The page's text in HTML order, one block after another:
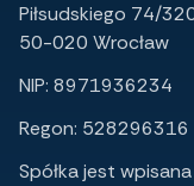
Piłsudskiego 74/
50-020 Wrocław
NIP: 8971936234
Regon: 528296316
Spółka jest